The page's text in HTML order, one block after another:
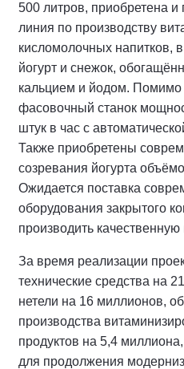
500 литров, приобретена и
линия по производству
кисломолочных напитков,
йогурт и снежок,
кальцием и йодом. Помимо
фасовочный станок
штук в час с
Также приобретены
созревания йогурта
Ожидается поставка
оборудования закрытого
производить
За время реализации
технические средства на
нетели на 16 миллионов,
производства
продуктов на 5,4
для продолжения